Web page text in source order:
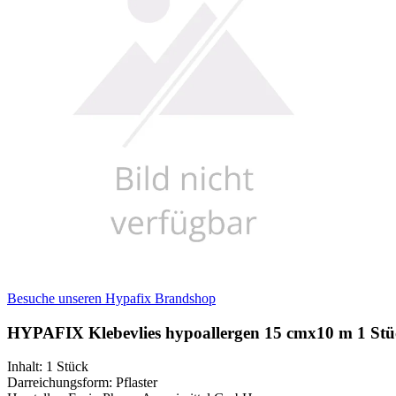
Besuche unseren Hypafix Brandshop
HYPAFIX Klebevlies hypoallergen 15 cmx10 m 1
Inhalt: 1 Stück
Darreichungsform: Pflaster